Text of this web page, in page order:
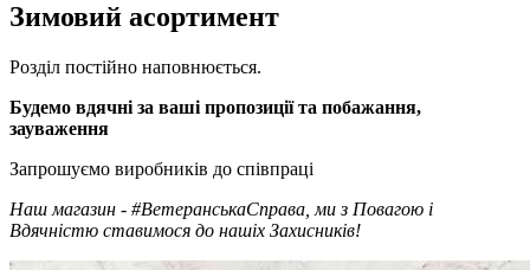
Зимовий асортимент
Розділ постійно наповнюється.
Будемо вдячні за ваші пропозиції та побажання,
зауваження
Запрошуємо виробників до співпраці
Наш магазин - #ВетеранськаСправа, ми з Повагою і
Вдячністю ставимося до нашіх Захисників!